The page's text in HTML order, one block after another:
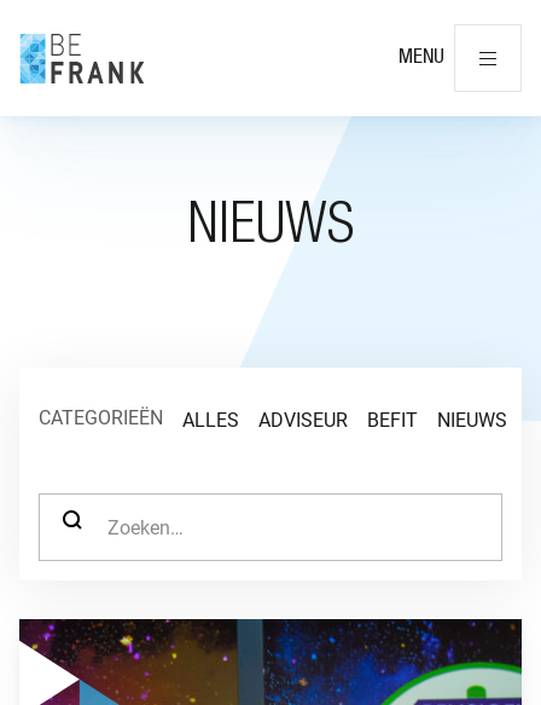
MENU
NIEUWS
CATEGORIEËN ALLES ADVISEUR BEFIT NIEUWS
ZOEK NAAR:
GA NAAR “BEFRANK WINNAAR PENSIOENWEGWIJZER 2024”